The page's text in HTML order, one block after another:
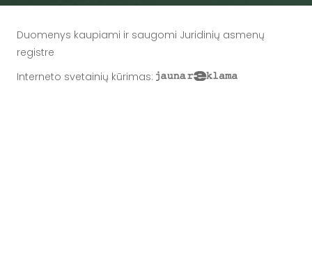
Duomenys kaupiami ir saugomi Juridinių asmenų
registre
Interneto svetainių kūrimas: